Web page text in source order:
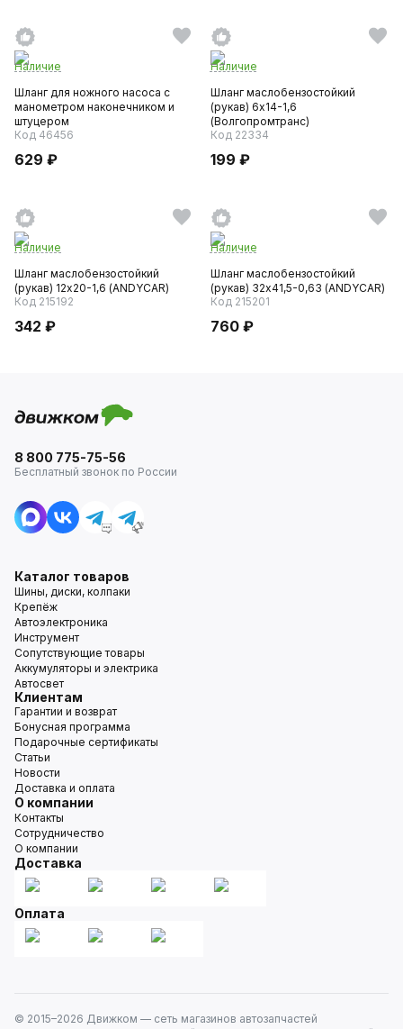
Наличие
Шланг для ножного насоса с
манометром наконечником и
штуцером
Код 46456
629 ₽
Наличие
Шланг маслобензостойкий
(рукав) 6х14-1,6
(Волгопромтранс)
Код 22334
199 ₽
Наличие
Шланг маслобензостойкий
(рукав) 12х20-1,6 (ANDYCAR)
Код 215192
342 ₽
Наличие
Шланг маслобензостойкий
(рукав) 32х41,5-0,63 (ANDYCAR)
Код 215201
760 ₽
8 800 775-75-56
Бесплатный звонок по России
Каталог товаров
Шины, диски, колпаки
Крепёж
Автоэлектроника
Инструмент
Сопутствующие товары
Аккумуляторы и электрика
Автосвет
Клиентам
Гарантии и возврат
Бонусная программа
Подарочные сертификаты
Статьи
Новости
Доставка и оплата
О компании
Контакты
Сотрудничество
О компании
Доставка
Оплата
© 2015–2026 Движком — сеть магазинов автозапчастей